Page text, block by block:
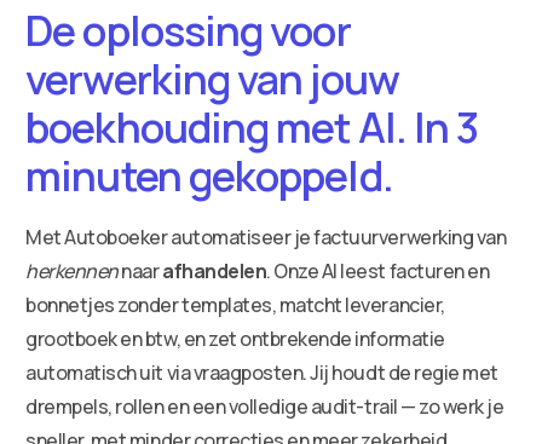
De oplossing voor
verwerking van jouw
boekhouding met AI. In 3
minuten gekoppeld.
Met Autoboeker automatiseer je factuurverwerking van
herkennennaarafhandelen. Onze AI leest facturen en
bonnetjes zonder templates, matcht leverancier,
grootboek en btw, en zet ontbrekende informatie
automatisch uit via vraagposten. Jij houdt de regie met
drempels, rollen en een volledige audit-trail — zo werk je